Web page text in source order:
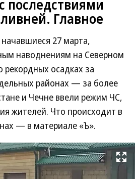
последствиями
Главное
27 марта,
наводнениям на Северном
рекордных осадках за
районах — за более
и Чечне ввели режим ЧС,
жителей. Что происходит в
— в материале «Ъ».
Развернуть